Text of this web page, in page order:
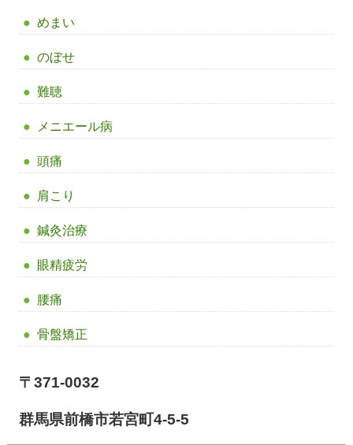
めまい
のぼせ
難聴
メニエール病
頭痛
肩こり
鍼灸治療
眼精疲労
腰痛
骨盤矯正
〒371-0032
群馬県前橋市若宮町4-5-5